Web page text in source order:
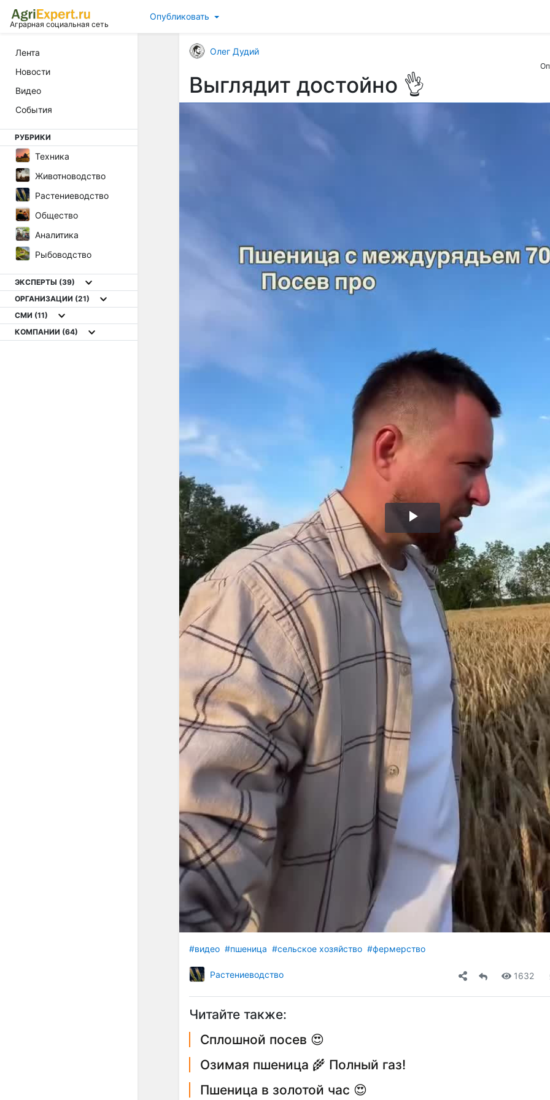
Аграрная социальная сеть
Опубликовать
Лента
Новости
Видео
События
РУБРИКИ
Техника
Животноводство
Растениеводство
Общество
Аналитика
Рыбоводство
ЭКСПЕРТЫ (39)
ОРГАНИЗАЦИИ (21)
СМИ (11)
КОМПАНИИ (64)
Олег Дудий
Выглядит достойно 👌
Воспроизвести
видео
#видео #пшеница #сельское хозяйство #фермерство
Растениеводство 1632
Читайте также:
Сплошной посев 😍
Озимая пшеница 🌾 Полный газ!
Пшеница в золотой час 😍